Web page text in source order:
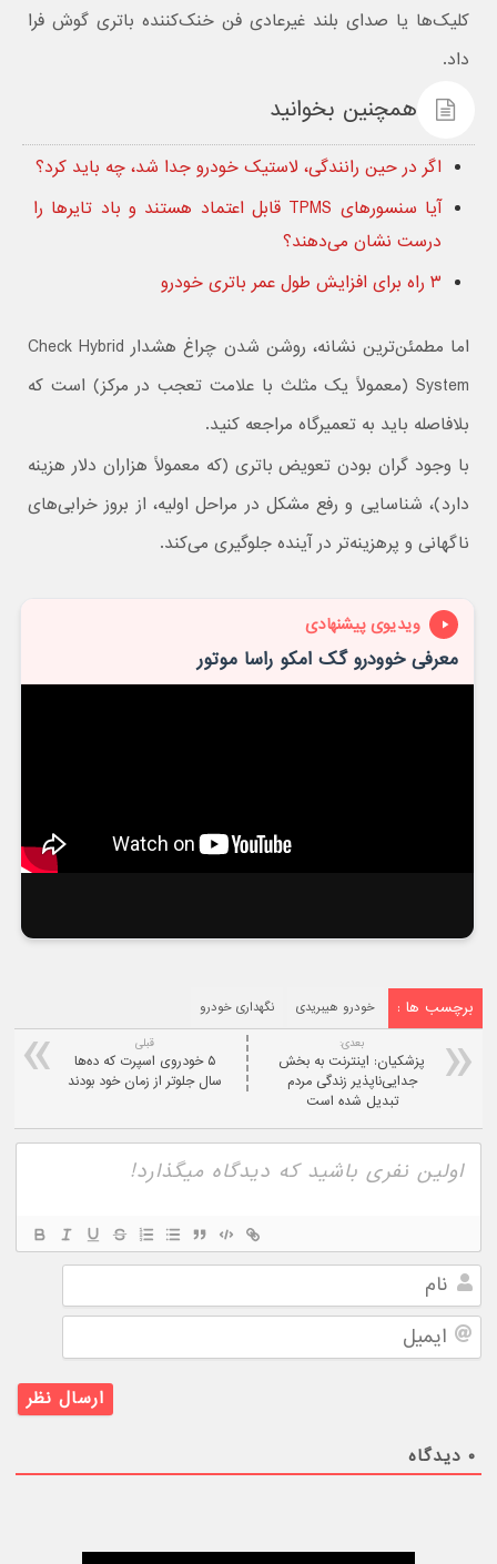
کلیک‌ها یا صدای بلند غیرعادی فن خنک‌کننده باتری گوش فرا
داد.
همچنین بخوانید
اگر در حین رانندگی، لاستیک خودرو جدا شد، چه باید کرد؟
آیا سنسورهای TPMS قابل اعتماد هستند و باد تایرها را
درست نشان می‌دهند؟
۳ راه برای افزایش طول عمر باتری خودرو
اما مطمئن‌ترین نشانه، روشن شدن چراغ هشدار Check Hybrid
System (معمولاً یک مثلث با علامت تعجب در مرکز) است که
بلافاصله باید به تعمیرگاه مراجعه کنید.
با وجود گران بودن تعویض باتری (که معمولاً هزاران دلار هزینه
دارد)، شناسایی و رفع مشکل در مراحل اولیه، از بروز خرابی‌های
ناگهانی و پرهزینه‌تر در آینده جلوگیری می‌کند.
ویدیوی پیشنهادی
معرفی خوودرو گک امکو راسا موتور
برچسب ها : خودرو هیبریدی نگهداری خودرو
قبلی
۵ خودروی اسپرت که ده‌ها
سال جلوتر از زمان خود بودند
بعدی:
پزشکیان: اینترنت به بخش
جدایی‌ناپذیر زندگی مردم
تبدیل شده است
نام
۰ دیدگاه